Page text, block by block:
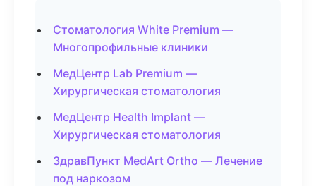
Стоматология White Premium —
Многопрофильные клиники
МедЦентр Lab Premium —
Хирургическая стоматология
МедЦентр Health Implant —
Хирургическая стоматология
ЗдравПункт MedArt Ortho — Лечение
под наркозом